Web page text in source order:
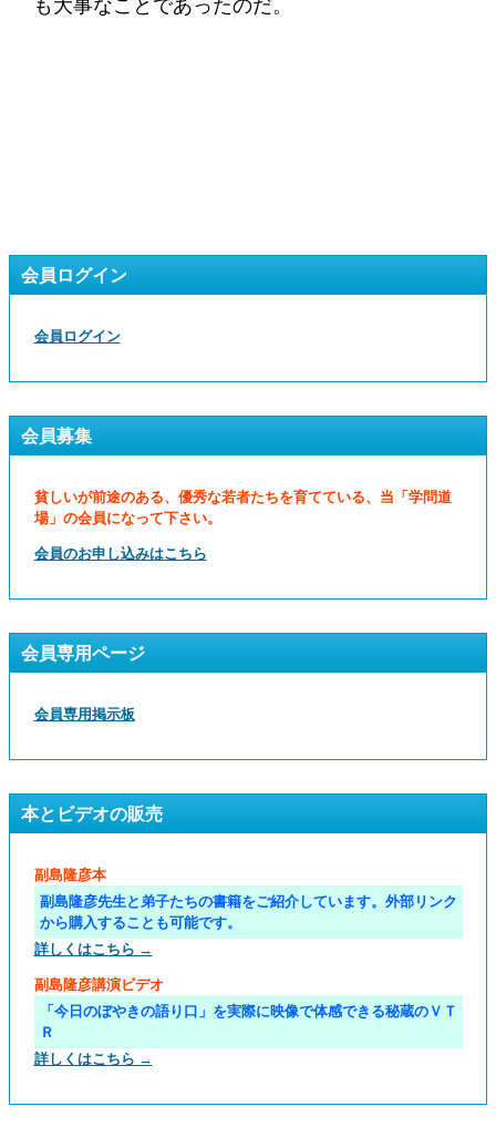
も大事なことであったのだ。
会員ログイン
会員ログイン
会員募集
貧しいが前途のある、優秀な若者たちを育てている、当「学問道
場」の会員になって下さい。
会員のお申し込みはこちら
会員専用ページ
会員専用掲示板
本とビデオの販売
副島隆彦本
副島隆彦先生と弟子たちの書籍をご紹介しています。外部リンク
から購入することも可能です。
詳しくはこちら →
副島隆彦講演ビデオ
「今日のぼやきの語り口」を実際に映像で体感できる秘蔵のＶＴ
Ｒ
詳しくはこちら →